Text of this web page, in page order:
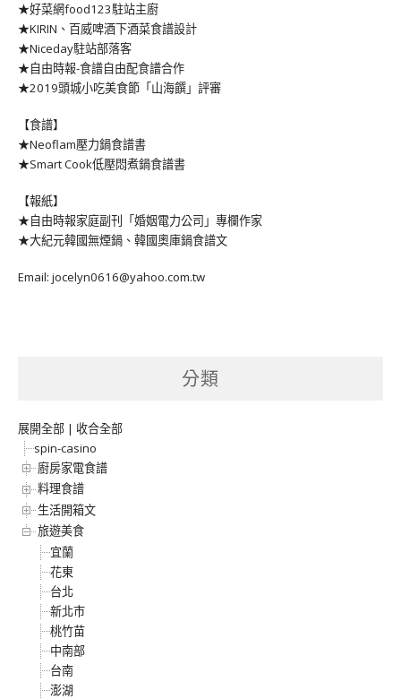
★好菜網food123駐站主廚
★KIRIN、百威啤酒下酒菜食譜設計
★Niceday駐站部落客
★自由時報-食譜自由配食譜合作
★2019頭城小吃美食節「山海饌」評審
【食譜】
★Neoflam壓力鍋食譜書
★Smart Cook低壓悶煮鍋食譜書
【報紙】
★自由時報家庭副刊「婚姻電力公司」專欄作家
★大紀元韓國無煙鍋、韓國奧庫鍋食譜文
Email: jocelyn0616@yahoo.com.tw
分類
展開全部 | 收合全部
spin-casino
廚房家電食譜
料理食譜
生活開箱文
旅遊美食
宜蘭
花東
台北
新北市
桃竹苗
中南部
台南
澎湖